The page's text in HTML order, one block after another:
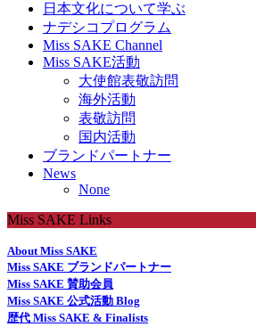
日本文化について学ぶ
ナデシコプログラム
Miss SAKE Channel
Miss SAKE活動
大使館表敬訪問
海外活動
表敬訪問
国内活動
ブランドパートナー
News
None
Miss SAKE Links
About Miss SAKE
Miss SAKE ブランドパートナー
Miss SAKE 賛助会員
Miss SAKE 公式活動 Blog
歴代 Miss SAKE & Finalists